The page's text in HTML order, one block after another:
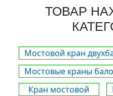
ТОВАР
Мостовой кран
Мостовые краны
Кран мостовой